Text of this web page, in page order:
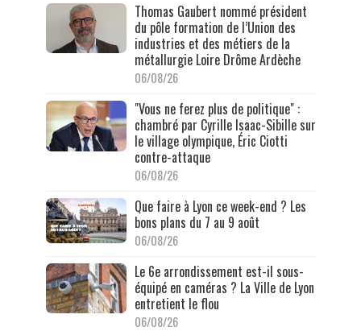
Thomas Gaubert nommé président
du pôle formation de l’Union des
industries et des métiers de la
métallurgie Loire Drôme Ardèche
06/08/26
"Vous ne ferez plus de politique" :
chambré par Cyrille Isaac-Sibille sur
le village olympique, Éric Ciotti
contre-attaque
06/08/26
Que faire à Lyon ce week-end ? Les
bons plans du 7 au 9 août
06/08/26
Le 6e arrondissement est-il sous-
équipé en caméras ? La Ville de Lyon
entretient le flou
06/08/26